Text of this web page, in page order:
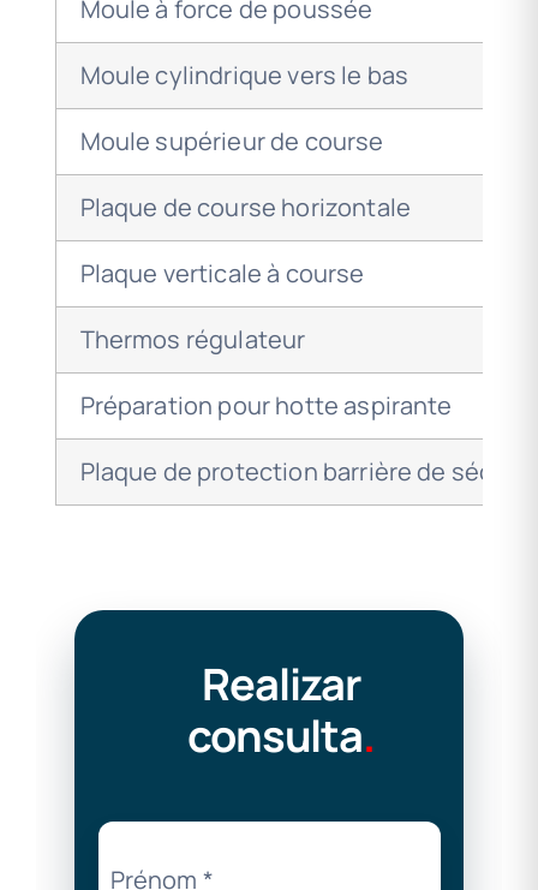
Moule à force de poussée
Moule cylindrique vers le bas
Moule supérieur de course
Plaque de course horizontale
Plaque verticale à course
Thermos régulateur
Préparation pour hotte aspirante
Plaque de protection barrière de
Realizar
consulta.
Prénom *